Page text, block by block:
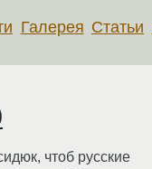
Галерея Статьи
чтоб русские